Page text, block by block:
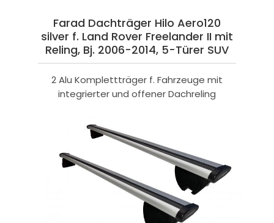
Farad Dachträger Hilo Aero120
silver f. Land Rover Freelander II mit
Reling, Bj. 2006-2014, 5-Türer SUV
2 Alu Komplettträger f. Fahrzeuge mit
integrierter und offener Dachreling